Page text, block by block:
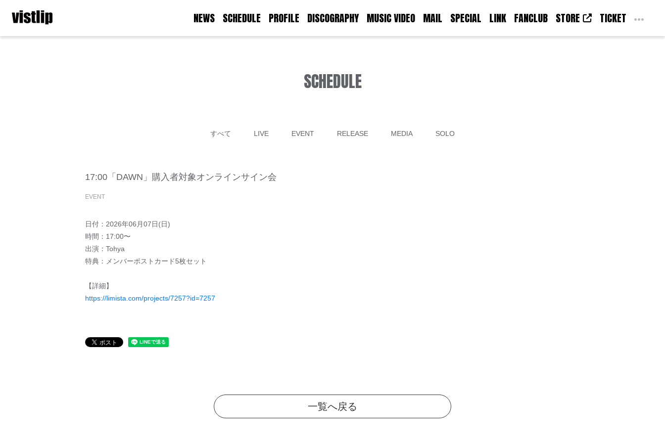
NEWS SCHEDULE PROFILE DISCOGRAPHY MUSIC VIDEO MAIL SPECIAL LINK FANCLUB STORE TICKET
SCHEDULE
すべて LIVE EVENT RELEASE MEDIA SOLO
17:00「DAWN」購入者対象オンラインサイン会
EVENT
日付：2026年06月07日(日)
時間：17:00〜
出演：Tohya
特典：メンバーポストカード5枚セット
【詳細】
https://limista.com/projects/7257?id=7257
一覧へ戻る